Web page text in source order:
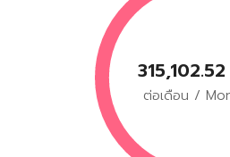
ต่อเดือน /